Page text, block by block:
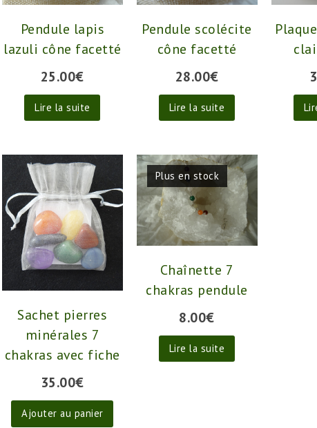
Pendule lapis
lazuli cône facetté
25.00€
Lire la suite
Pendule scolécite
cône facetté
28.00€
Lire la suite
Sachet pierres
minérales 7
chakras avec fiche
35.00€
Ajouter au panier
Plus en stock
Chaînette 7
chakras pendule
8.00€
Lire la suite